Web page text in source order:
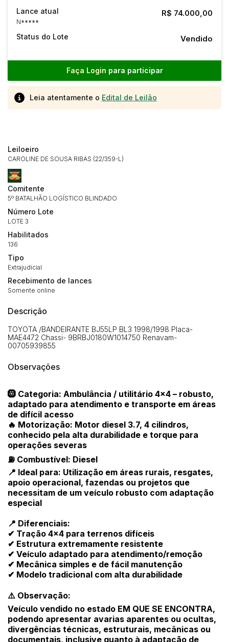
Lance atual
N*****
R$ 74.000,00
Status do Lote Vendido
Faça Login para participar
Leia atentamente o Edital de Leilão
Leiloeiro
CAROLINE DE SOUSA RIBAS (22/359-L)
Comitente
5º BATALHÃO LOGÍSTICO BLINDADO
Número Lote
LOTE 3
Habilitados
136
Tipo
Extrajudicial
Recebimento de lances
Somente online
Descrição
TOYOTA /BANDEIRANTE BJ55LP BL3 1998/1998 Placa-
MAE4472 Chassi- 9BRBJ0180W1014750 Renavam-
00705939855
Observações
🛞 Categoria: Ambulância / utilitário 4x4 – robusto,
adaptado para atendimento e transporte em áreas
de difícil acesso
🔥 Motorização: Motor diesel 3.7, 4 cilindros,
conhecido pela alta durabilidade e torque para
operações severas
⛽ Combustível: Diesel
📍 Ideal para: Utilização em áreas rurais, resgates,
apoio operacional, fazendas ou projetos que
necessitam de um veículo robusto com adaptação
especial
📍 Diferenciais:
✔ Tração 4x4 para terrenos difíceis
✔ Estrutura extremamente resistente
✔ Veículo adaptado para atendimento/remoção
✔ Mecânica simples e de fácil manutenção
✔ Modelo tradicional com alta durabilidade
⚠️ Observação:
Veículo vendido no estado EM QUE SE ENCONTRA,
podendo apresentar avarias aparentes ou ocultas,
divergências técnicas, estruturais, mecânicas ou
documentais, inclusive quanto à adaptação de